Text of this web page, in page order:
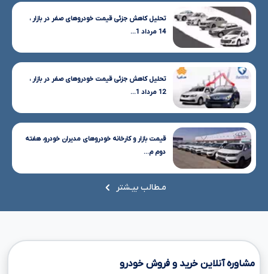
تحلیل کاهش جزئی قیمت خودروهای صفر در بازار ،
14 مرداد 1...
تحلیل کاهش جزئی قیمت خودروهای صفر در بازار ،
12 مرداد 1...
قیمت بازار و کارخانه خودروهای مدیران خودرو، هفته
دوم م...
مـطالب بیـشتر
مشاوره آنلاین خرید و فروش خودرو